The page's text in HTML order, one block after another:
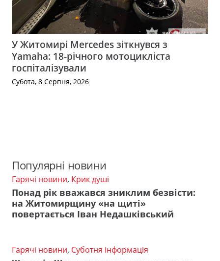
У Житомирі Mercedes зіткнувся з
Yamaha: 18-річного мотоцикліста
госпіталізували
Субота, 8 Серпня, 2026
Популярні новини
Гарячі новини, Крик душі
Понад рік вважався зниклим безвісти:
на Житомирщину «на щиті»
повертається Іван Недашківський
Гарячі новини, Суботня інформація